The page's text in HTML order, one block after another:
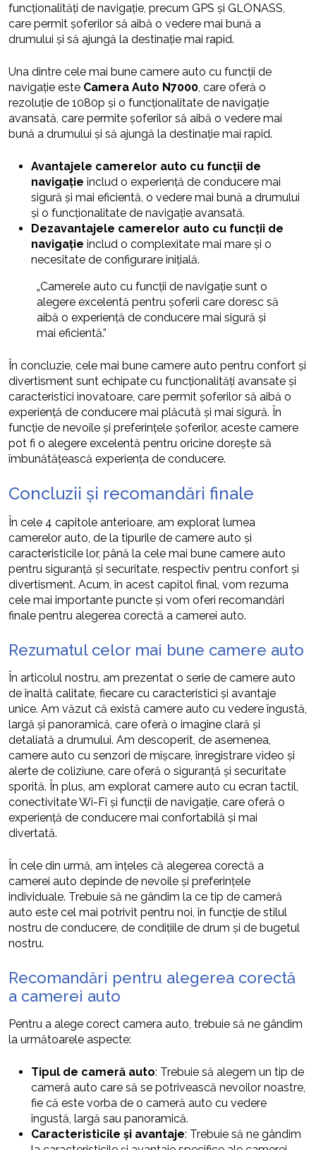
funcționalități de navigație, precum GPS și GLONASS,
care permit șoferilor să aibă o vedere mai bună a
drumului și să ajungă la destinație mai rapid.
Una dintre cele mai bune camere auto cu funcții de
navigație este Camera Auto N7000 , care oferă o
rezoluție de 1080p și o funcționalitate de navigație
avansată, care permite șoferilor să aibă o vedere mai
bună a drumului și să ajungă la destinație mai rapid.
Avantajele camerelor auto cu funcții de
navigație includ o experiență de conducere mai
sigură și mai eficientă, o vedere mai bună a drumului
și o funcționalitate de navigație avansată.
Dezavantajele camerelor auto cu funcții de
navigație includ o complexitate mai mare și o
necesitate de configurare inițială.
„Camerele auto cu funcții de navigație sunt o
alegere excelentă pentru șoferii care doresc să
aibă o experiență de conducere mai sigură și
mai eficientă.”
În concluzie, cele mai bune camere auto pentru confort și
divertisment sunt echipate cu funcționalități avansate și
caracteristici inovatoare, care permit șoferilor să aibă o
experiență de conducere mai plăcută și mai sigură. În
funcție de nevoile și preferințele șoferilor, aceste camere
pot fi o alegere excelentă pentru oricine dorește să
îmbunătățească experiența de conducere.
Concluzii și recomandări finale
În cele 4 capitole anterioare, am explorat lumea
camerelor auto, de la tipurile de camere auto și
caracteristicile lor, până la cele mai bune camere auto
pentru siguranță și securitate, respectiv pentru confort și
divertisment. Acum, în acest capitol final, vom rezuma
cele mai importante puncte și vom oferi recomandări
finale pentru alegerea corectă a camerei auto.
Rezumatul celor mai bune camere auto
În articolul nostru, am prezentat o serie de camere auto
de înaltă calitate, fiecare cu caracteristici și avantaje
unice. Am văzut că există camere auto cu vedere îngustă,
largă și panoramică, care oferă o imagine clară și
detaliată a drumului. Am descoperit, de asemenea,
camere auto cu senzori de mișcare, înregistrare video și
alerte de coliziune, care oferă o siguranță și securitate
sporită. În plus, am explorat camere auto cu ecran tactil,
conectivitate Wi-Fi și funcții de navigație, care oferă o
experiență de conducere mai confortabilă și mai
divertată.
În cele din urmă, am înțeles că alegerea corectă a
camerei auto depinde de nevoile și preferințele
individuale. Trebuie să ne gândim la ce tip de cameră
auto este cel mai potrivit pentru noi, în funcție de stilul
nostru de conducere, de condițiile de drum și de bugetul
nostru.
Recomandări pentru alegerea corectă
a camerei auto
Pentru a alege corect camera auto, trebuie să ne gândim
la următoarele aspecte:
Tipul de cameră auto: Trebuie să alegem un tip de
cameră auto care să se potrivească nevoilor noastre,
fie că este vorba de o cameră auto cu vedere
îngustă, largă sau panoramică.
Caracteristicile și avantaje: Trebuie să ne gândim